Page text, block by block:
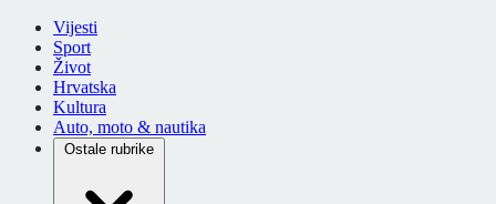
Vijesti
Sport
Život
Hrvatska
Kultura
Auto, moto & nautika
Ostale rubrike